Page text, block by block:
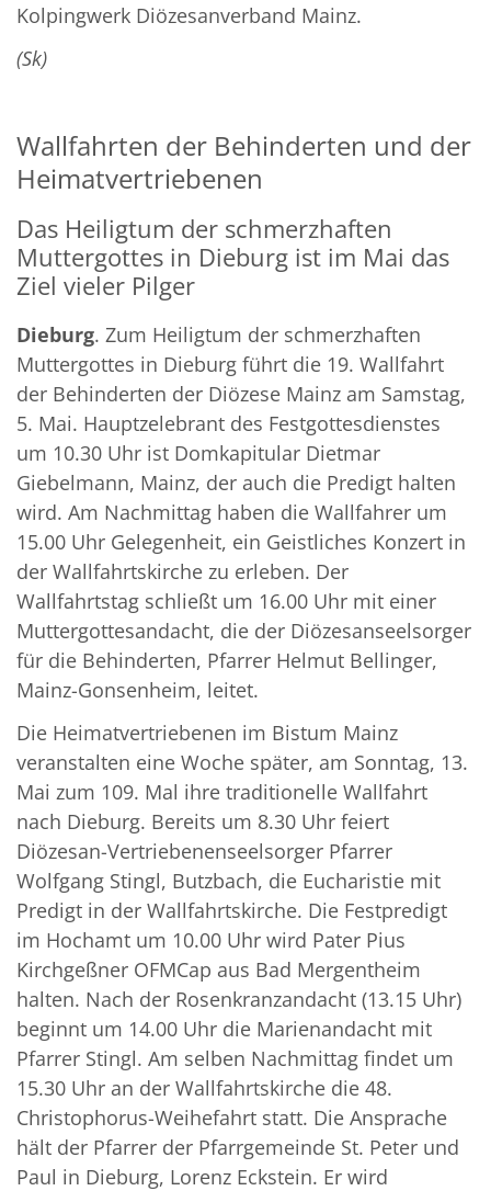
Kolpingwerk Diözesanverband Mainz.
(Sk)
Wallfahrten der Behinderten und der
Heimatvertriebenen
Das Heiligtum der schmerzhaften
Muttergottes in Dieburg ist im Mai das
Ziel vieler Pilger
Dieburg. Zum Heiligtum der schmerzhaften
Muttergottes in Dieburg führt die 19. Wallfahrt
der Behinderten der Diözese Mainz am Samstag,
5. Mai. Hauptzelebrant des Festgottesdienstes
um 10.30 Uhr ist Domkapitular Dietmar
Giebelmann, Mainz, der auch die Predigt halten
wird. Am Nachmittag haben die Wallfahrer um
15.00 Uhr Gelegenheit, ein Geistliches Konzert in
der Wallfahrtskirche zu erleben. Der
Wallfahrtstag schließt um 16.00 Uhr mit einer
Muttergottesandacht, die der Diözesanseelsorger
für die Behinderten, Pfarrer Helmut Bellinger,
Mainz-Gonsenheim, leitet.
Die Heimatvertriebenen im Bistum Mainz
veranstalten eine Woche später, am Sonntag, 13.
Mai zum 109. Mal ihre traditionelle Wallfahrt
nach Dieburg. Bereits um 8.30 Uhr feiert
Diözesan-Vertriebenenseelsorger Pfarrer
Wolfgang Stingl, Butzbach, die Eucharistie mit
Predigt in der Wallfahrtskirche. Die Festpredigt
im Hochamt um 10.00 Uhr wird Pater Pius
Kirchgeßner OFMCap aus Bad Mergentheim
halten. Nach der Rosenkranzandacht (13.15 Uhr)
beginnt um 14.00 Uhr die Marienandacht mit
Pfarrer Stingl. Am selben Nachmittag findet um
15.30 Uhr an der Wallfahrtskirche die 48.
Christophorus-Weihefahrt statt. Die Ansprache
hält der Pfarrer der Pfarrgemeinde St. Peter und
Paul in Dieburg, Lorenz Eckstein. Er wird